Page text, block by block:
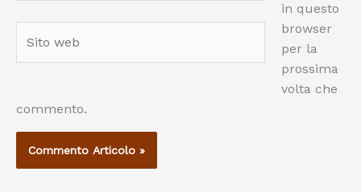
web
in questo
browser
per la
prossima
volta che
commento.